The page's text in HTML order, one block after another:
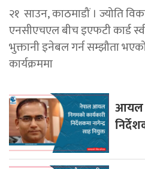
२१ साउन, काठमाडौं । ज्योति
एनसीएचएल बीच इएफटी कार्ड
भुक्तानी इनेबल गर्न सम्झौता
कार्यक्रममा
आयल